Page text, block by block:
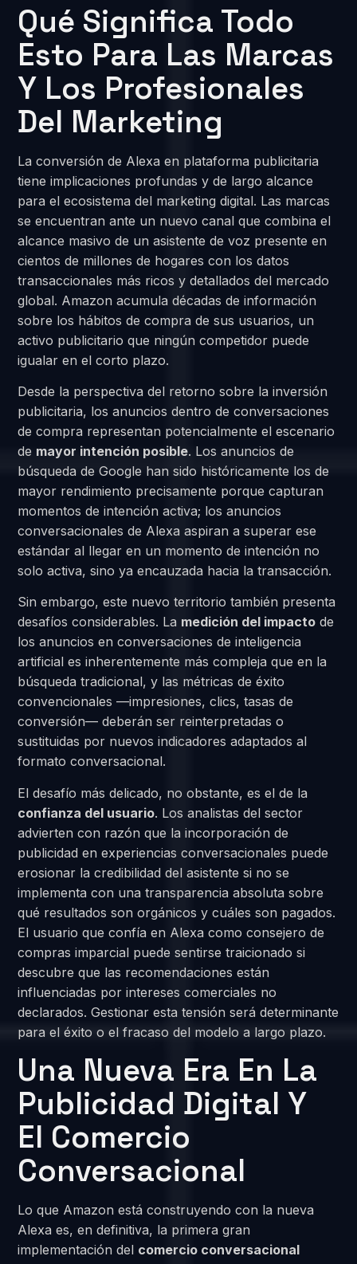
Qué Significa Todo
Esto Para Las Marcas
Y Los Profesionales
Del Marketing
La conversión de Alexa en plataforma publicitaria
tiene implicaciones profundas y de largo alcance
para el ecosistema del marketing digital. Las marcas
se encuentran ante un nuevo canal que combina el
alcance masivo de un asistente de voz presente en
cientos de millones de hogares con los datos
transaccionales más ricos y detallados del mercado
global. Amazon acumula décadas de información
sobre los hábitos de compra de sus usuarios, un
activo publicitario que ningún competidor puede
igualar en el corto plazo.
Desde la perspectiva del retorno sobre la inversión
publicitaria, los anuncios dentro de conversaciones
de compra representan potencialmente el escenario
de mayor intención posible. Los anuncios de
búsqueda de Google han sido históricamente los de
mayor rendimiento precisamente porque capturan
momentos de intención activa; los anuncios
conversacionales de Alexa aspiran a superar ese
estándar al llegar en un momento de intención no
solo activa, sino ya encauzada hacia la transacción.
Sin embargo, este nuevo territorio también presenta
desafíos considerables. La medición del impacto de
los anuncios en conversaciones de inteligencia
artificial es inherentemente más compleja que en la
búsqueda tradicional, y las métricas de éxito
convencionales —impresiones, clics, tasas de
conversión— deberán ser reinterpretadas o
sustituidas por nuevos indicadores adaptados al
formato conversacional.
El desafío más delicado, no obstante, es el de la
confianza del usuario. Los analistas del sector
advierten con razón que la incorporación de
publicidad en experiencias conversacionales puede
erosionar la credibilidad del asistente si no se
implementa con una transparencia absoluta sobre
qué resultados son orgánicos y cuáles son pagados.
El usuario que confía en Alexa como consejero de
compras imparcial puede sentirse traicionado si
descubre que las recomendaciones están
influenciadas por intereses comerciales no
declarados. Gestionar esta tensión será determinante
para el éxito o el fracaso del modelo a largo plazo.
Una Nueva Era En La
Publicidad Digital Y
El Comercio
Conversacional
Lo que Amazon está construyendo con la nueva
Alexa es, en definitiva, la primera gran
implementación del comercio conversacional